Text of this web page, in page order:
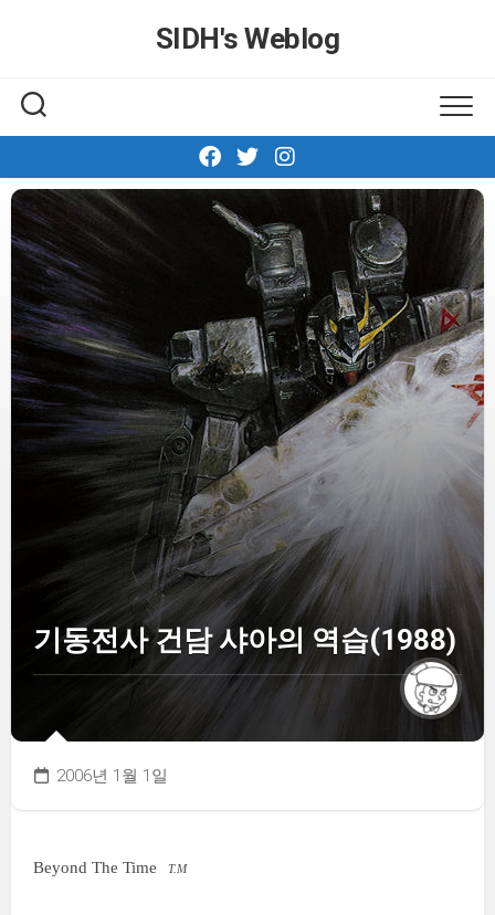
SIDH′s Weblog
기동전사 건담 샤아의 역습(1988)
2006년 1월 1일
Beyond The Time T.M